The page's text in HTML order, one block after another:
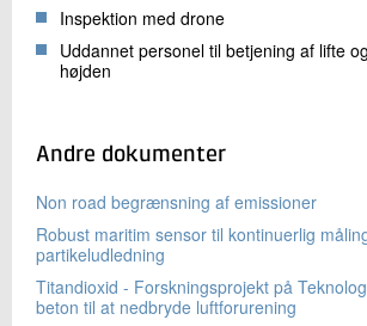
Inspektion med drone
Uddannet personel til betjening af lifte
højden
Andre dokumenter
Non road begrænsning af emissioner
Robust maritim sensor til kontinuerlig
partikeludledning
Titandioxid - Forskningsprojekt på
beton til at nedbryde luftforurening